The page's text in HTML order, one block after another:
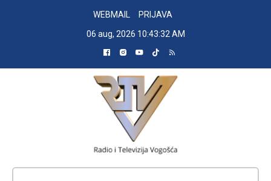
WEBMAIL
PRIJAVA
06 aug, 2026 10:43:33 AM